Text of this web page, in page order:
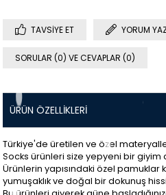
TAVSIYE ET YORUM
SORULAR (0) VE CEVAPLAR (0)
ÜRÜN ÖZELLIKLERI
Türkiye'de üretilen ve özel
Socks ürünleri size yepyeni bir giyim
Ürünlerin yapısındaki özel pamuklar
yumuşaklık ve doğal bir dokunuş